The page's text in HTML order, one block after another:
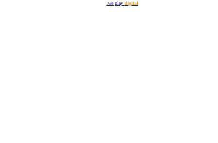
.we play digital